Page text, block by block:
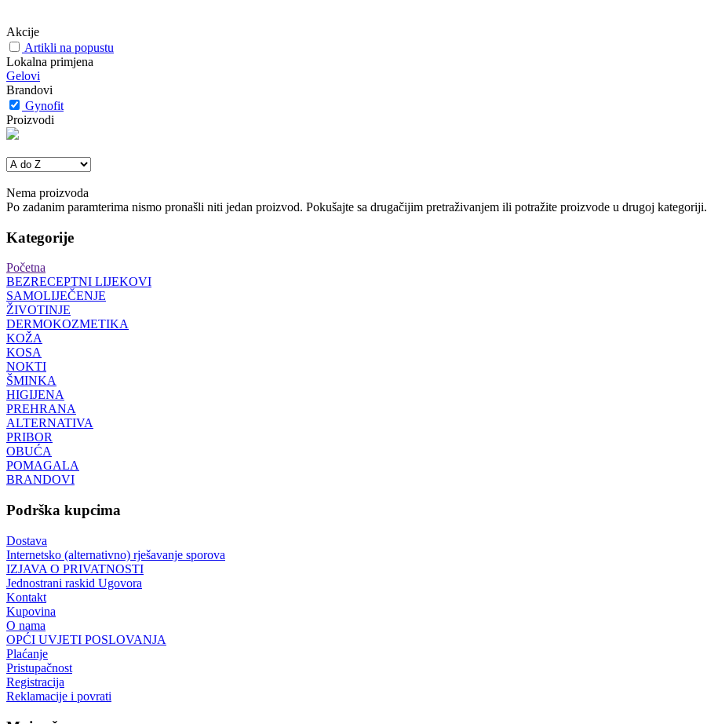
Akcije
Artikli na popustu
Lokalna primjena
Gelovi
Brandovi
Gynofit
Proizvodi
Nema proizvoda
Po zadanim paramterima nismo pronašli niti jedan proizvod. Pokušajte sa drugačijim pretraživanjem ili potražite proizvode u drugoj kategoriji.
Kategorije
Početna
BEZRECEPTNI LIJEKOVI
SAMOLIJEČENJE
ŽIVOTINJE
DERMOKOZMETIKA
KOŽA
KOSA
NOKTI
ŠMINKA
HIGIJENA
PREHRANA
ALTERNATIVA
PRIBOR
OBUĆA
POMAGALA
BRANDOVI
Podrška kupcima
Dostava
Internetsko (alternativno) rješavanje sporova
IZJAVA O PRIVATNOSTI
Jednostrani raskid Ugovora
Kontakt
Kupovina
O nama
OPĆI UVJETI POSLOVANJA
Plaćanje
Pristupačnost
Registracija
Reklamacije i povrati